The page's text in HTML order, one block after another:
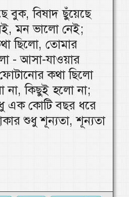
বুক, বিষাদ ছুঁয়েছে
মন ভালো নেই;
ছিলো, তোমার
- আসা-যাওয়ার
কথা ছিলো
না, কিছুই হলো না;
এক কোটি বছর ধরে
শুধু শূন্যতা, শূন্যতা